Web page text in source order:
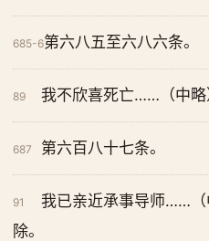
685-6第六八五至六八六条。
89 我不欣喜死亡……（中略
687 第六百八十七条。
91
我已亲近承事导师……
除。